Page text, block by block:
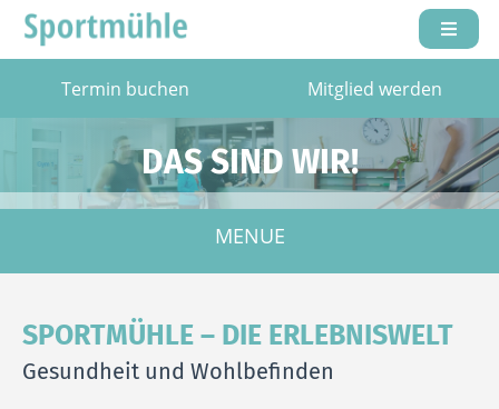
Termin buchen Mitglied werden
DAS SIND WIR!
MENUE
SPORTMÜHLE – DIE ERLEBNISWELT
Gesundheit und Wohlbefinden